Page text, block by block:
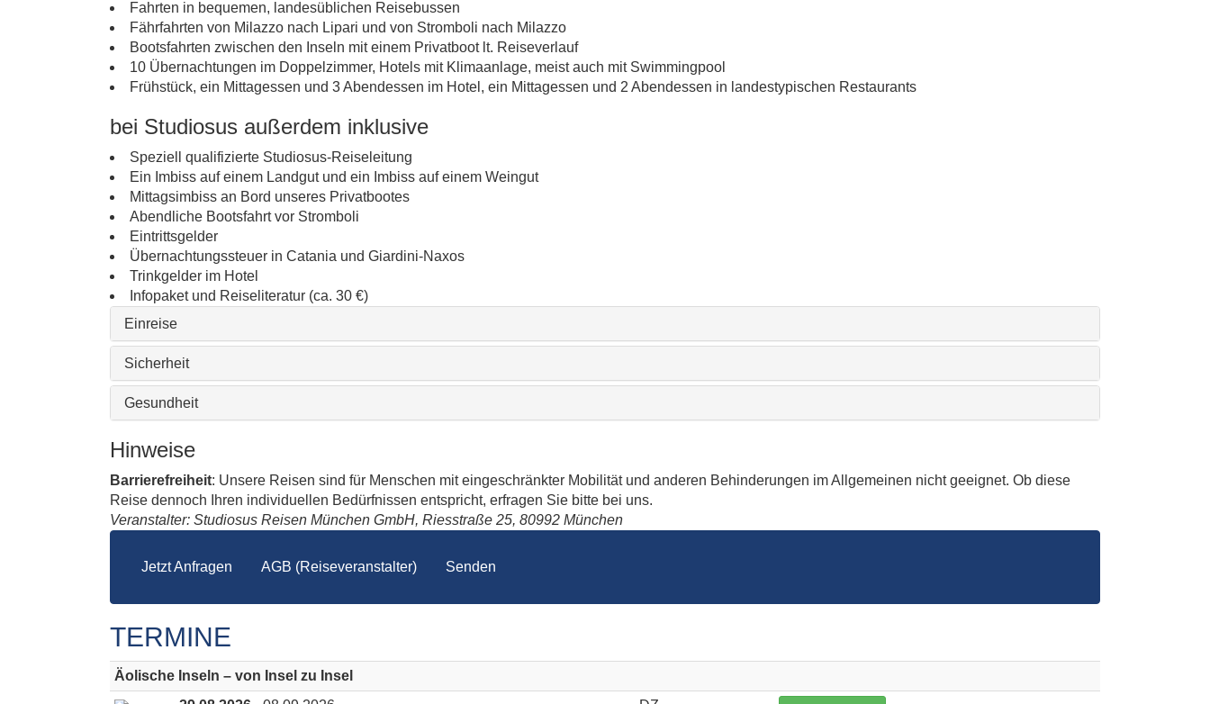
Fahrten in bequemen, landesüblichen Reisebussen
Fährfahrten von Milazzo nach Lipari und von Stromboli nach Milazzo
Bootsfahrten zwischen den Inseln mit einem Privatboot lt. Reiseverlauf
10 Übernachtungen im Doppelzimmer, Hotels mit Klimaanlage, meist auch mit Swimmingpool
Frühstück, ein Mittagessen und 3 Abendessen im Hotel, ein Mittagessen und 2 Abendessen in landestypischen Restaurants
bei Studiosus außerdem inklusive
Speziell qualifizierte Studiosus-Reiseleitung
Ein Imbiss auf einem Landgut und ein Imbiss auf einem Weingut
Mittagsimbiss an Bord unseres Privatbootes
Abendliche Bootsfahrt vor Stromboli
Eintrittsgelder
Übernachtungssteuer in Catania und Giardini-Naxos
Trinkgelder im Hotel
Infopaket und Reiseliteratur (ca. 30 €)
Einreise
Sicherheit
Gesundheit
Hinweise
Barrierefreiheit: Unsere Reisen sind für Menschen mit eingeschränkter Mobilität und anderen Behinderungen im Allgemeinen nicht geeignet. Ob diese
Reise dennoch Ihren individuellen Bedürfnissen entspricht, erfragen Sie bitte bei uns.
Veranstalter: Studiosus Reisen München GmbH, Riesstraße 25, 80992 München
Jetzt Anfragen AGB (Reiseveranstalter) Senden
TERMINE
Äolische Inseln – von Insel zu Insel